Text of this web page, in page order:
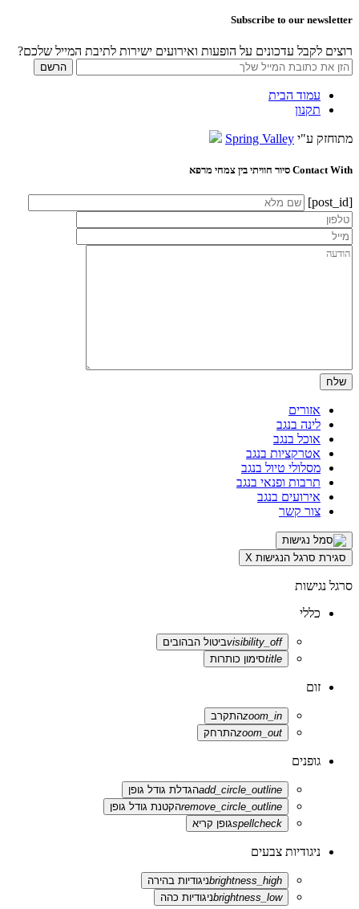
Subscribe to our newsletter
רוצים לקבל עדכונים על הופעות ואירועים ישירות לתיבת המייל שלכם?
עמוד הבית
תקנון
מתוחזק ע"י Spring Valley
Contact With סיור חוויתי בין צמחי מרפא
[post_id]
אזורים
לינה בנגב
אוכל בנגב
אטרקציות בנגב
מסלולי טיול בנגב
תרבות ופנאי בנגב
אירועים בנגב
צור קשר
סגירת סרגל הנגישות X
סרגל נגישות
כללי
visibility_offביטול הבהובים
titleסימון כותרות
זום
zoom_inהתקרב
zoom_outהתרחק
גופנים
add_circle_outlineהגדלת גודל גופן
remove_circle_outlineהקטנת גודל גופן
spellcheckגופן קריא
ניגודיות צבעים
brightness_highניגודיות בהירה
brightness_lowניגודיות כהה